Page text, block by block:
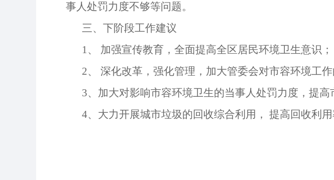
事人处罚力度不够等问题。
三、下阶段工作建议
1、 加强宣传教育，全面提高全区居民环境卫生意识；
2、 深化改革，强化管理，加大管委会对市容环境工作
3、 加大对影响市容环境卫生的当事人处罚力度，提高
4、大力开展城市垃圾的回收综合利用， 提高回收利用